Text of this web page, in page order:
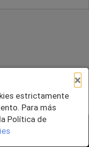
×
estrictamente
Para más
Política de